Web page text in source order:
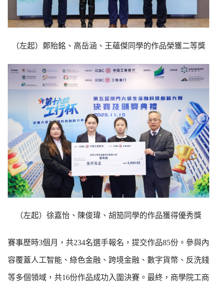
（左起）鄭貽銘、高岳涵、王蘊傑同學的作品榮獲二等獎
（左起）徐嘉怡、陳俊瑋、胡笳同學的作品獲得優秀獎
賽事歷時3個月，共234名選手報名，提交作品85份。參與內
容覆蓋人工智能、綠色金融、跨境金融、數字貨幣、反洗錢
等多個領域，共16份作品成功入圍決賽。最終，商學院工商